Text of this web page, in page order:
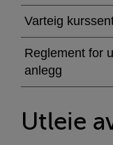
Varteig
Reglement for
anlegg
Utleie